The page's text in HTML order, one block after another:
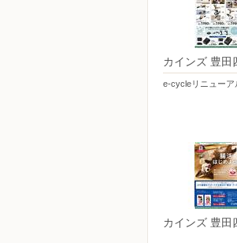
カインズ 豊田
e-cycleリニューア
カインズ 豊田